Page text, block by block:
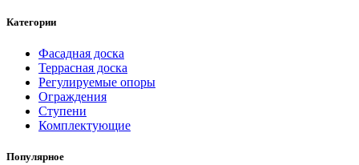
Категории
Фасадная доска
Террасная доска
Регулируемые опоры
Ограждения
Ступени
Комплектующие
Популярное